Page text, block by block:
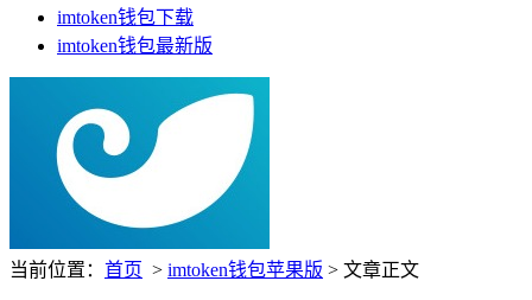
imtoken钱包下载
imtoken钱包最新版
当前位置： 首页 > imtoken钱包苹果版 > 文章正文